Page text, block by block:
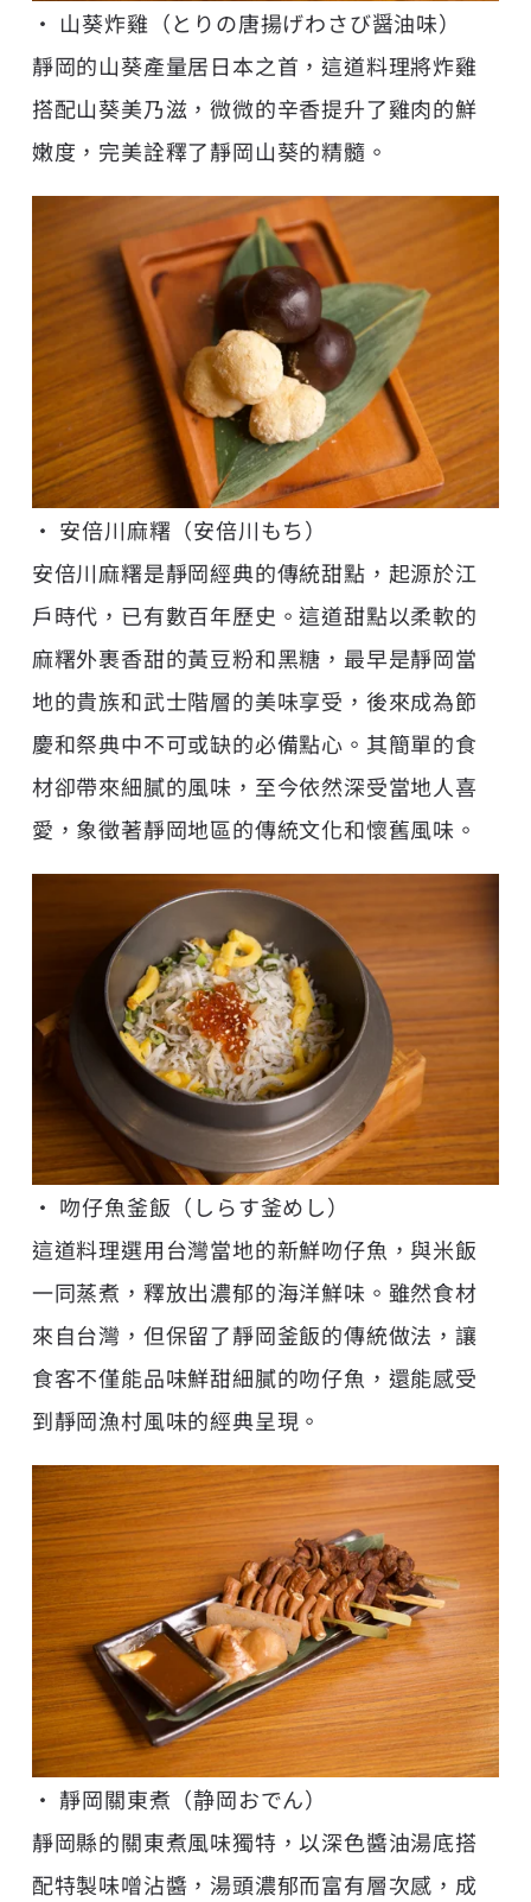
• 山葵炸雞（とりの唐揚げわさび醤油味）
靜岡的山葵產量居日本之首，這道料理將炸雞
搭配山葵美乃滋，微微的辛香提升了雞肉的鮮
嫩度，完美詮釋了靜岡山葵的精髓。
• 安倍川麻糬（安倍川もち）
安倍川麻糬是靜岡經典的傳統甜點，起源於江
戶時代，已有數百年歷史。這道甜點以柔軟的
麻糬外裹香甜的黃豆粉和黑糖，最早是靜岡當
地的貴族和武士階層的美味享受，後來成為節
慶和祭典中不可或缺的必備點心。其簡單的食
材卻帶來細膩的風味，至今依然深受當地人喜
愛，象徵著靜岡地區的傳統文化和懷舊風味。
• 吻仔魚釜飯（しらす釜めし）
這道料理選用台灣當地的新鮮吻仔魚，與米飯
一同蒸煮，釋放出濃郁的海洋鮮味。雖然食材
來自台灣，但保留了靜岡釜飯的傳統做法，讓
食客不僅能品味鮮甜細膩的吻仔魚，還能感受
到靜岡漁村風味的經典呈現。
• 靜岡關東煮（静岡おでん）
靜岡縣的關東煮風味獨特，以深色醬油湯底搭
配特製味噌沾醬，湯頭濃郁而富有層次感，成